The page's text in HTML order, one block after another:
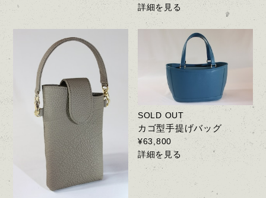
詳細を見る
SOLD OUT
カゴ型手提げバッグ
¥63,800
詳細を見る